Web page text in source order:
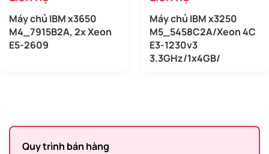
Máy chủ IBM x3650
M4_7915B2A, 2x Xeon
E5-2609
Máy chủ IBM x3250
M5_5458C2A/Xeon 4C
E3-1230v3
3.3GHz/1x4GB/
Quy trình bán hàng